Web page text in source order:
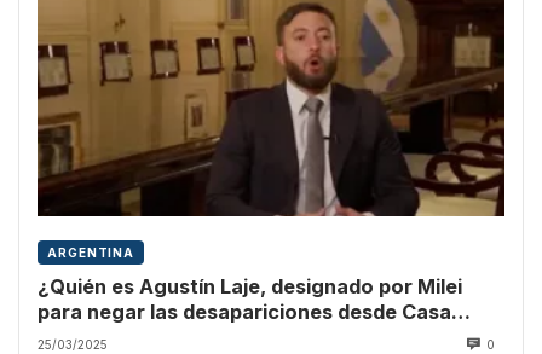
ARGENTINA
¿Quién es Agustín Laje, designado por Milei
para negar las desapariciones desde Casa
Rosada el Día de la Memoria?
25/03/2025 0